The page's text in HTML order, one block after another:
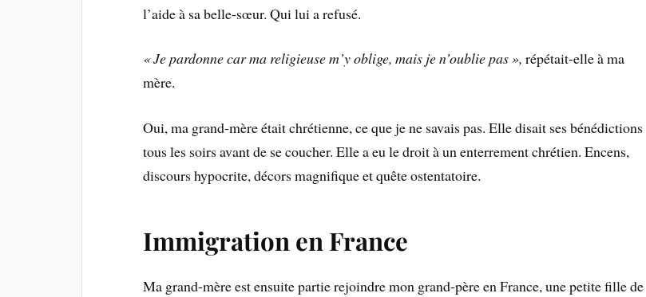
l’aide à sa belle-sœur. Qui lui a refusé.
« Je pardonne car ma religieuse m’y oblige, mais je n’oublie pas », répétait-elle à ma
mère.
Oui, ma grand-mère était chrétienne, ce que je ne savais pas. Elle disait ses bénédictions
tous les soirs avant de se coucher. Elle a eu le droit à un enterrement chrétien. Encens,
discours hypocrite, décors magnifique et quête ostentatoire.
Immigration en France
Ma grand-mère est ensuite partie rejoindre mon grand-père en France, une petite fille de